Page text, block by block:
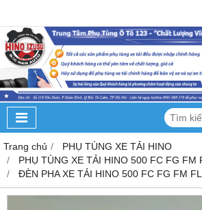
Trang chủ
PHỤ TÙNG XE TẢI HINO
PHỤ TÙNG XE TẢI HINO 500 FC FG FM
ĐÈN PHA XE TẢI HINO 500 FC FG FM FL